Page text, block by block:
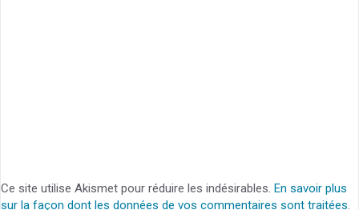
Ce site utilise Akismet pour réduire les indésirables. En savoir plus
sur la façon dont les données de vos commentaires sont traitées.